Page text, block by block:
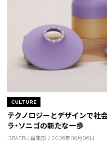
CULTURE
テクノロジーとデザインで社
ラ・ソニゴの新たな一歩
ISRAERU 編集部 / 2026年08月06日